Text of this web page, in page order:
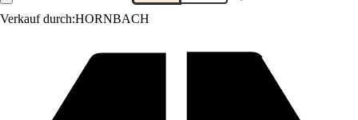
Verkauf durch:HORNBACH